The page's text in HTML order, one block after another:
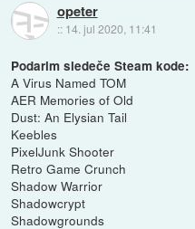
opeter
:: 14. jul 2020, 11:41
Podarim sledeče Steam kode:
A Virus Named TOM
AER Memories of Old
Dust: An Elysian Tail
Keebles
PixelJunk Shooter
Retro Game Crunch
Shadow Warrior
Shadowcrypt
Shadowgrounds